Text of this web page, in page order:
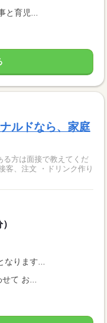
と育児...
ルドなら、家庭
る方は面接で教えてくだ
ります...
て お...